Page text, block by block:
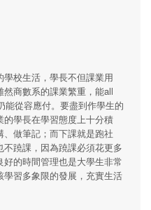
校生活，學長不但課業用
商數系的課業繁重，能all
能從容應付。要盡到作學生的
學長在學習態度上十分積
做筆記；而下課就是跑社
蹺課，因為蹺課必須花更多
的時間管理也是大學生非常
習多象限的發展，充實生活